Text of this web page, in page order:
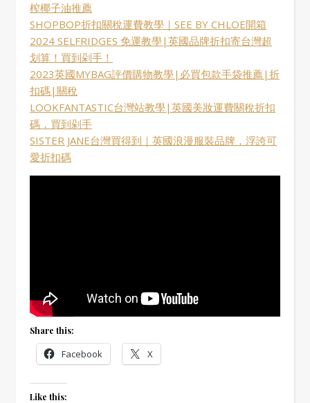
榨椰子油推薦
SHOPBOP折扣關稅運費教學｜SEE BY CHLOE開箱
2024 SELFRIDGES 免運教學|英國品牌折扣寄台灣超
划算！買到剁手！
2023英國MYBAG評價購物教學|必買包款手袋推薦|折
扣碼|關稅
LOOKFANTASTIC台灣站教學|英國美妝運費關稅折扣
碼，買到剁手
SISTER JANE台灣買得到｜英國浪漫服裝品牌，浮誇可
愛折扣碼
Share this:
Facebook X
Like this: